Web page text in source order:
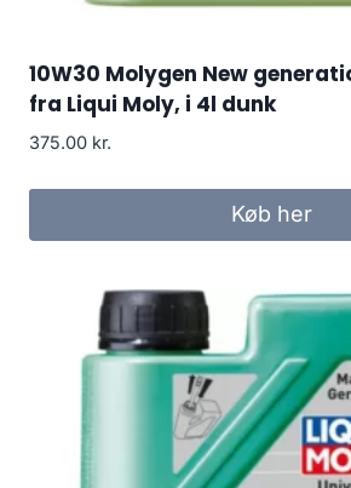
10W30 Molygen New
fra Liqui Moly, i 4l dunk
375.00 kr.
Køb her